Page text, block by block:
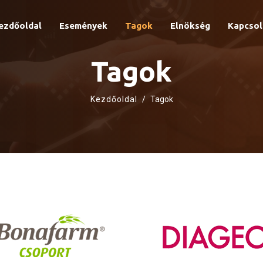
Események Tagok Elnökség
Tagok
Kezdőoldal Tagok